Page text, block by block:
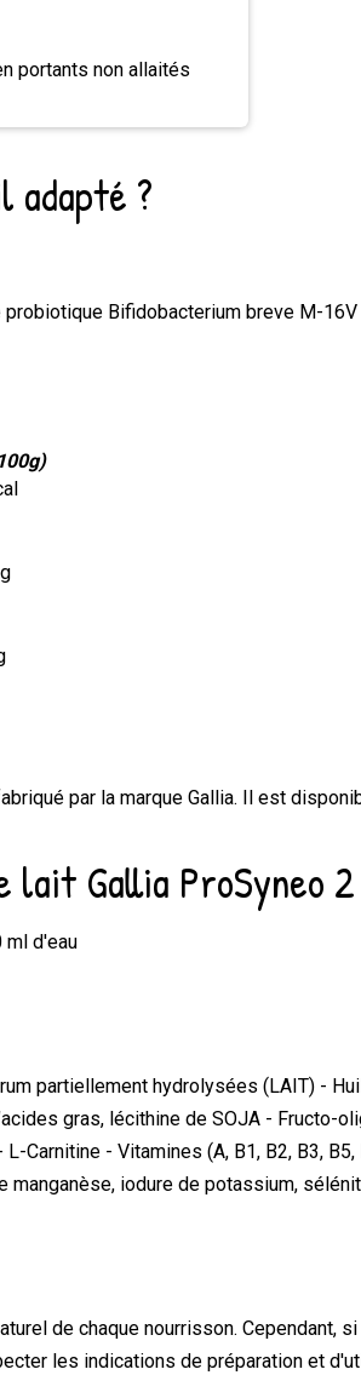
portants non allaités
?
Bifidobacterium breve M-
par la marque Gallia. Il est
lait Gallia ProSyneo 2
ml d'eau
partiellement hydrolysées (LAIT) -
gras, lécithine de SOJA - Fructo-
- Vitamines (A, B1, B2, B3,
manganèse, iodure de potassium,
de chaque nourrisson.
les indications de préparation et